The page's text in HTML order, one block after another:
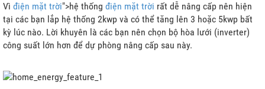
Vì điện mặt trời">hệ thống điện mặt trời rất dễ nâng cấp nên hiện
tại các bạn lắp hệ thống 2kwp và có thể tăng lên 3 hoặc 5kwp bất
kỳ lúc nào. Lời khuyên là các bạn nên chọn bộ hòa lưới (inverter)
công suất lớn hơn để dự phòng nâng cấp sau này.